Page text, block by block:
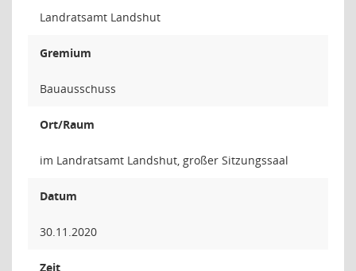
Landratsamt Landshut
Gremium
Bauausschuss
Ort/Raum
im Landratsamt Landshut, großer Sitzungssaal
Datum
30.11.2020
Zeit